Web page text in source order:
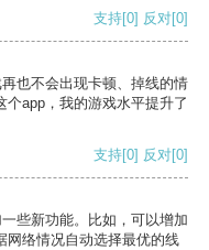
支持[0] 反对[0]
也不会出现卡顿、掉线的情
app，我的游戏水平提升了
支持[0] 反对[0]
些新功能。比如，可以增加
网络情况自动选择最优的线